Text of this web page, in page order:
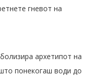
гневот на
архетипот на
понекогаш води до